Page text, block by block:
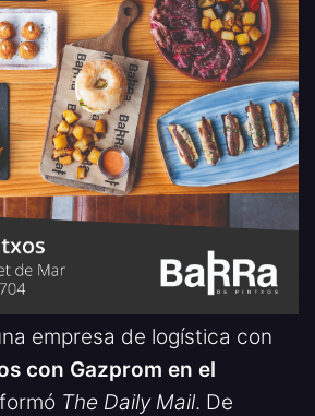
empresa de logística con
con Gazprom en el
The Daily Mail. De